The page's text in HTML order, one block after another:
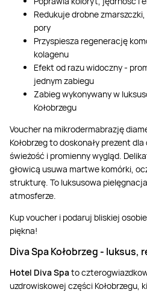
Redukuje drobne
pory
Przyspiesza regenerację
kolagenu
Efekt od razu widoczny -
jednym zabiegu
Zabieg wykonywany w
Kołobrzegu
Voucher na mikrodermabrazję
Kołobrzeg to doskonały prezent
świeżość i promienny wygląd.
głowicą usuwa martwe komórki,
strukturę. To luksusowa
atmosferze.
Kup voucher i podaruj bliskiej
piękna!
Diva Spa Kołobrzeg - luksus,
Hotel Diva Spato
uzdrowiskowej części Kołobrzegu,